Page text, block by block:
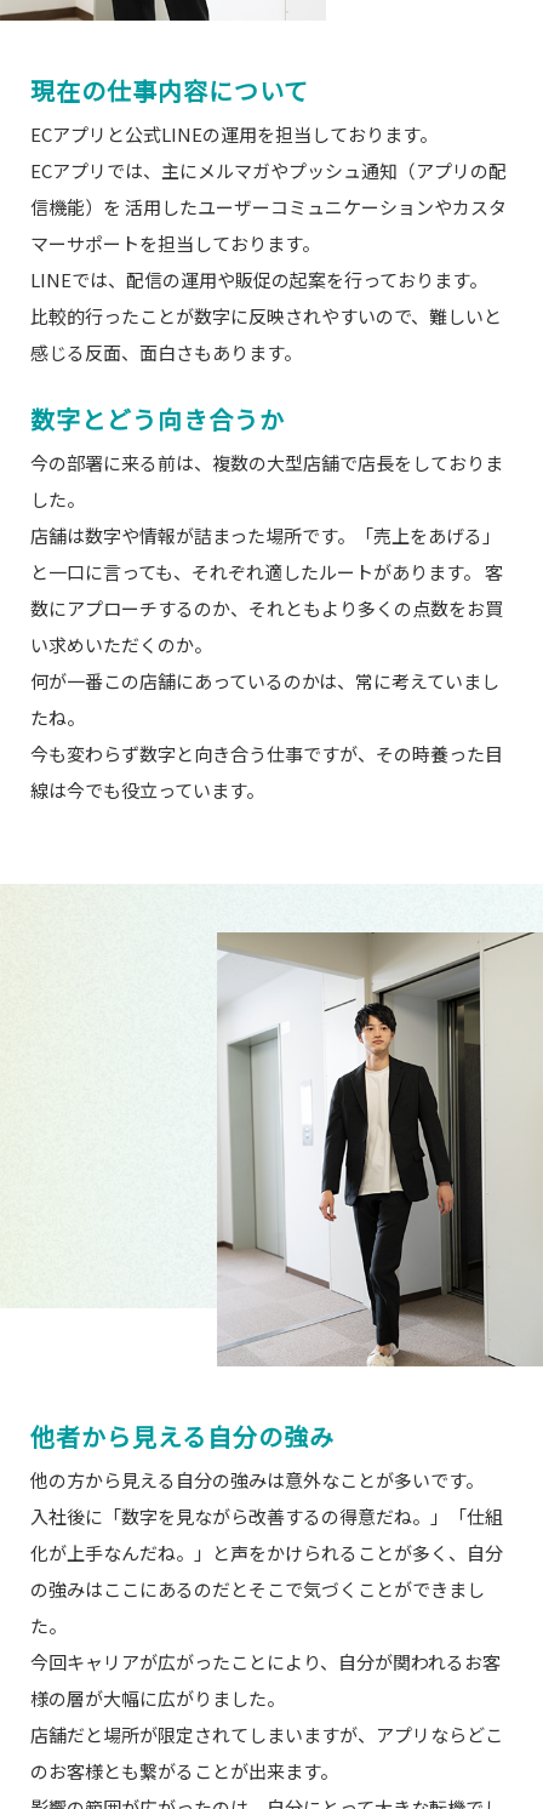
現在の仕事内容について
ECアプリと公式LINEの運用を担当しております。
ECアプリでは、主にメルマガやプッシュ通知（アプリの配
信機能）を 活用したユーザーコミュニケーションやカスタ
マーサポートを担当しております。
LINEでは、配信の運用や販促の起案を行っております。
比較的行ったことが数字に反映されやすいので、難しいと
感じる反面、面白さもあります。
数字とどう向き合うか
今の部署に来る前は、複数の大型店舗で店長をしておりま
した。
店舗は数字や情報が詰まった場所です。「売上をあげる」
と一口に言っても、それぞれ適したルートがあります。 客
数にアプローチするのか、それともより多くの点数をお買
い求めいただくのか。
何が一番この店舗にあっているのかは、常に考えていまし
たね。
今も変わらず数字と向き合う仕事ですが、その時養った目
線は今でも役立っています。
他者から見える自分の強み
他の方から見える自分の強みは意外なことが多いです。
入社後に「数字を見ながら改善するの得意だね。」「仕組
化が上手なんだね。」と声をかけられることが多く、自分
の強みはここにあるのだとそこで気づくことができまし
た。
今回キャリアが広がったことにより、自分が関われるお客
様の層が大幅に広がりました。
店舗だと場所が限定されてしまいますが、アプリならどこ
のお客様とも繋がることが出来ます。